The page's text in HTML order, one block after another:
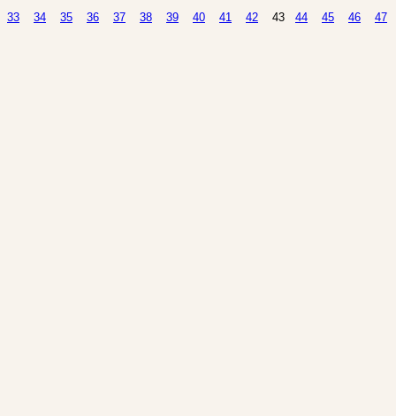
33
34 35 36 37 38 39 40 41 42 43 44 45 46 47